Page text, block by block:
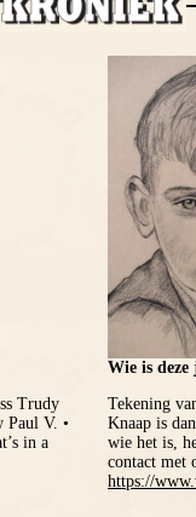
Trudy
Paul V. •
in a
Wie is deze
Tekening
Knaap is
wie het is,
contact met
https://